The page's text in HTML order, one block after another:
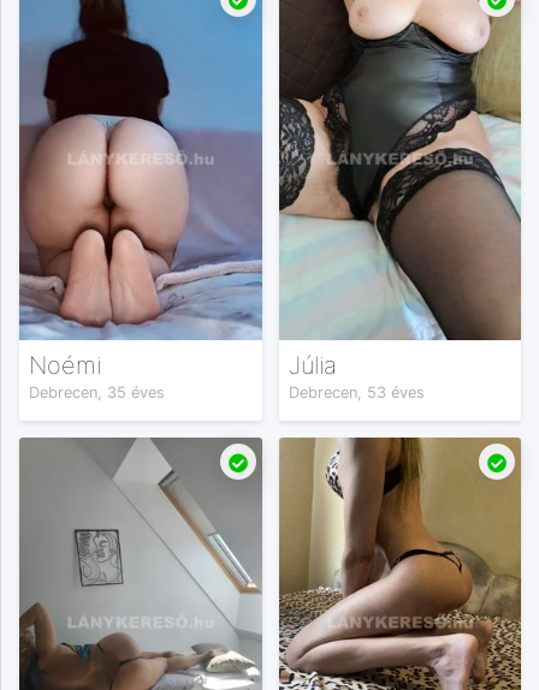
Noémi
Debrecen, 35 éves
Júlia
Debrecen, 53 éves